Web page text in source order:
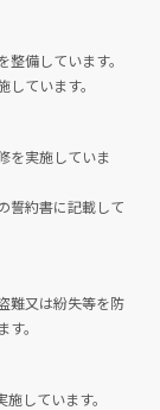
備しています。
ています。
を実施していま
誓約書に記載して
難又は紛失等を防
。
しています。